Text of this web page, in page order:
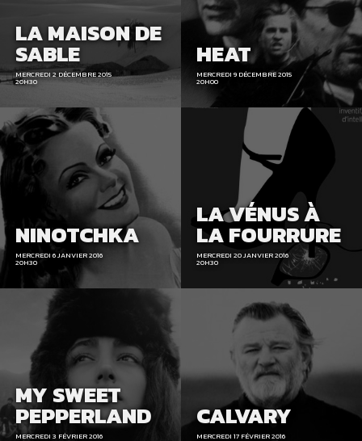
LA MAISON DE
SABLE
MERCREDI 2 DÉCEMBRE 2015
20H30
HEAT
MERCREDI 9 DÉCEMBRE 2015
20H00
NINOTCHKA
MERCREDI 6 JANVIER 2016
20H30
LA VÉNUS À
LA FOURRURE
MERCREDI 20 JANVIER 2016
20H30
MY SWEET
PEPPERLAND
MERCREDI 3 FÉVRIER 2016
CALVARY
MERCREDI 17 FÉVRIER 2016